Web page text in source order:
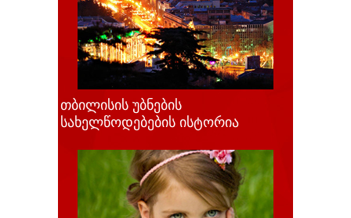
თბილისის უბნების
სახელწოდებების ისტორია